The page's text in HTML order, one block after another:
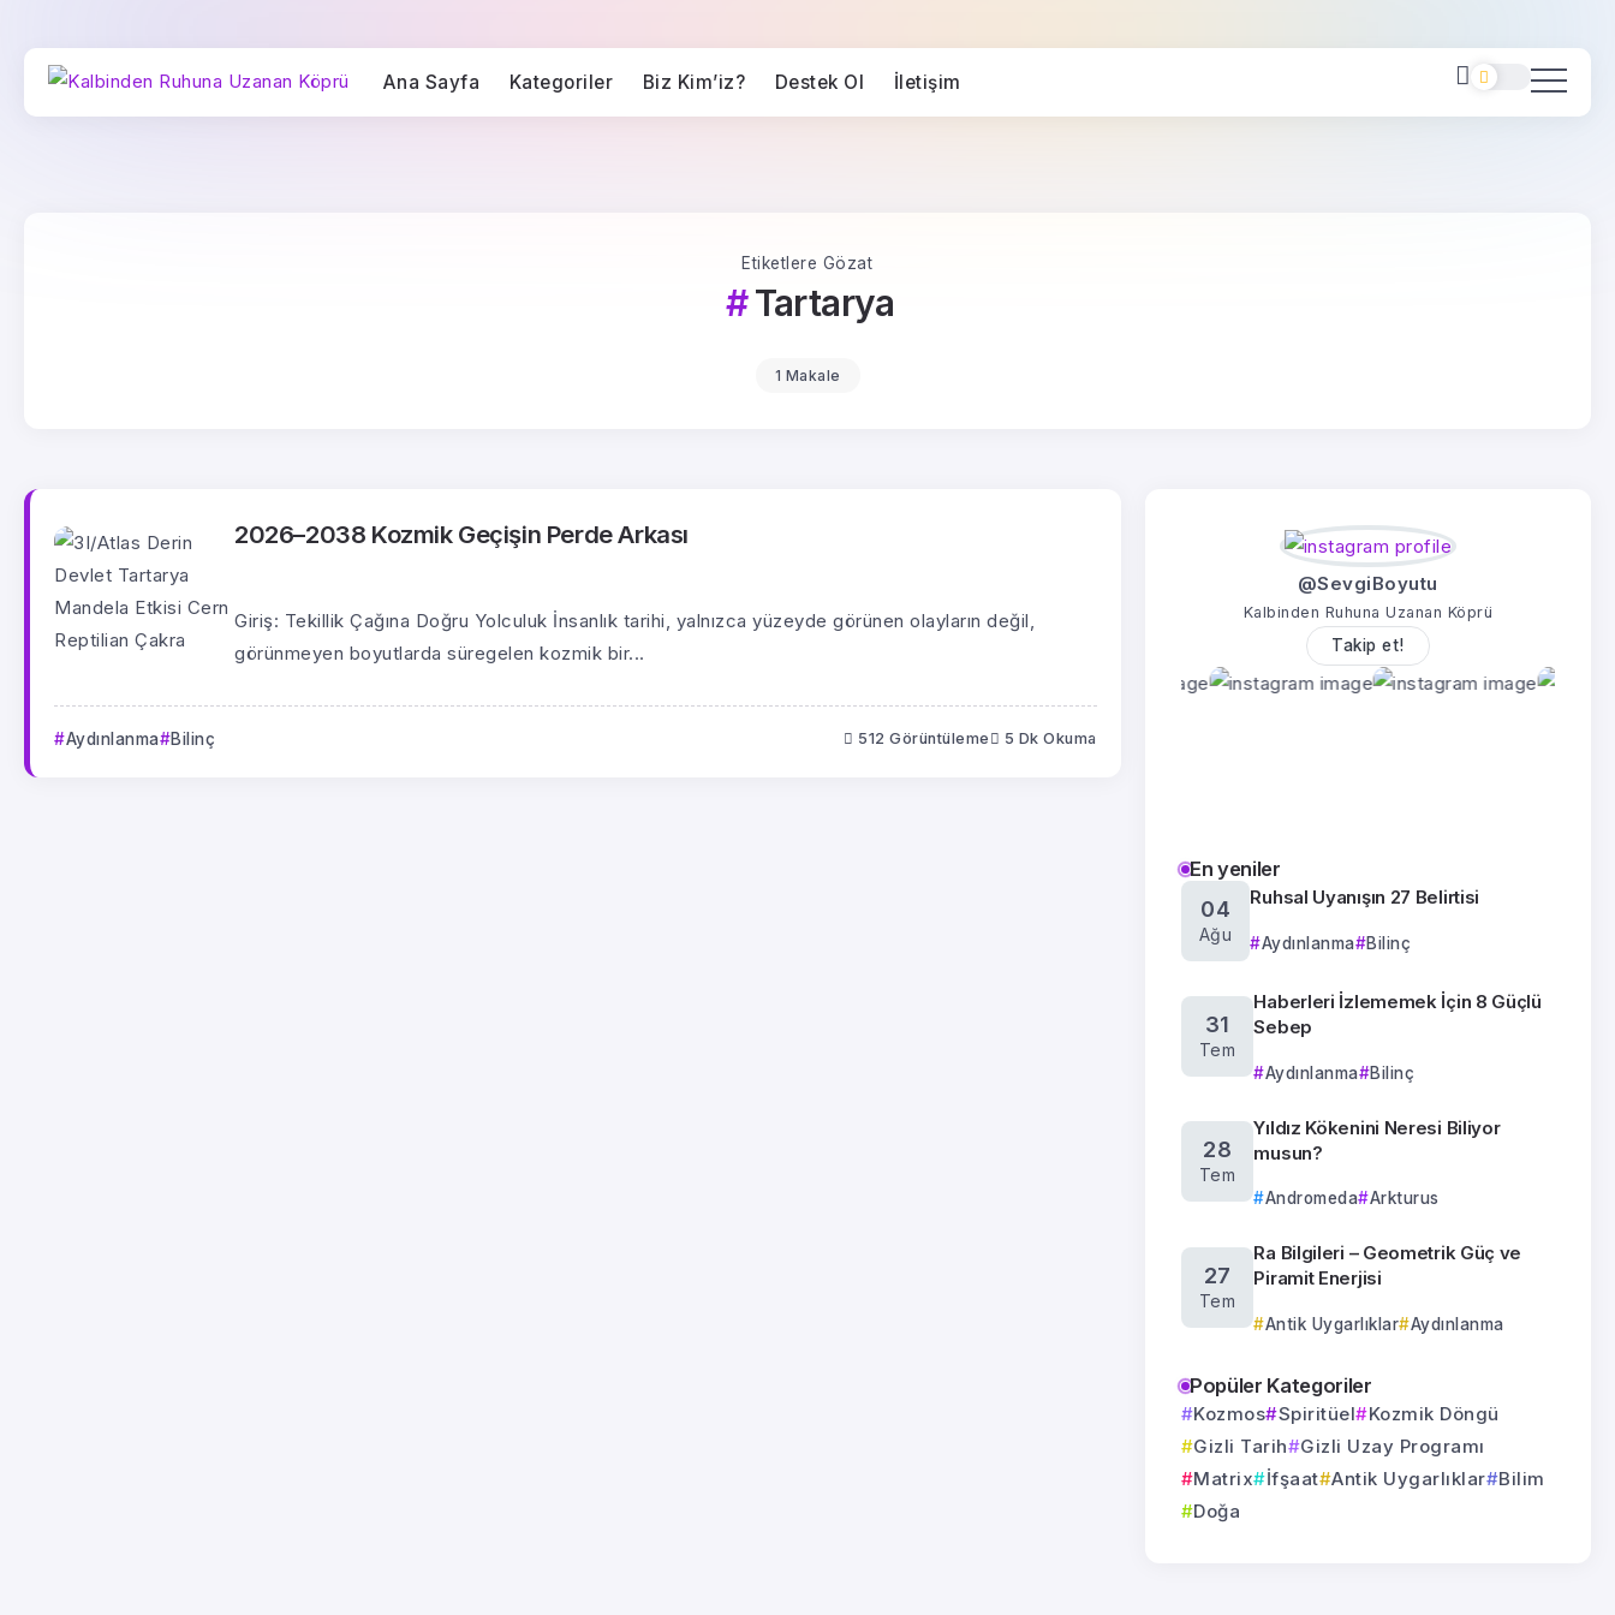
Ana Sayfa Kategoriler Biz Kim’iz? Destek Ol İletişim
Etiketlere Gözat
Tartarya
1 Makale
2026–2038 Kozmik Geçişin Perde Arkası
Giriş: Tekillik Çağına Doğru Yolculuk İnsanlık tarihi, yalnızca yüzeyde görünen olayların değil,
görünmeyen boyutlarda süregelen kozmik bir...
Aydınlanma Bilinç 512 Görüntüleme 5 Dk Okuma
@SevgiBoyutu
Kalbinden Ruhuna Uzanan Köprü
Takip et!
En yeniler
04
Ağu
Ruhsal Uyanışın 27 Belirtisi
Aydınlanma Bilinç
31
Tem
Haberleri İzlememek İçin 8 Güçlü
Sebep
Aydınlanma Bilinç
28
Tem
Yıldız Kökenini Neresi Biliyor
musun?
Andromeda Arkturus
27
Tem
Ra Bilgileri – Geometrik Güç ve
Piramit Enerjisi
Antik Uygarlıklar Aydınlanma
Popüler Kategoriler
Kozmos Spiritüel
Kozmik Döngü
Gizli Tarih
Gizli Uzay Programı
Matrix
İfşaat Antik Uygarlıklar
Bilim
Doğa